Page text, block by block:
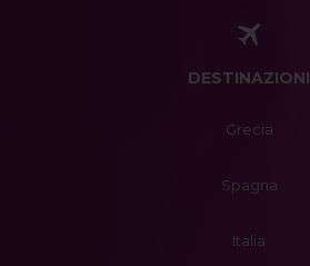
DESTINAZIONI
Grecia
Spagna
Italia